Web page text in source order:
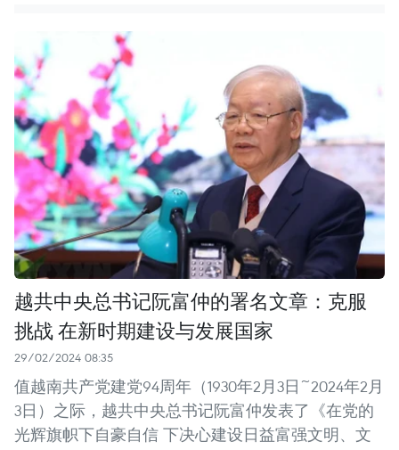
越共中央总书记阮富仲的署名文章：克服
挑战 在新时期建设与发展国家
29/02/2024 08:35
值越南共产党建党94周年（1930年2月3日~2024年2月
3日）之际，越共中央总书记阮富仲发表了《在党的
光辉旗帜下自豪自信 下决心建设日益富强文明、文